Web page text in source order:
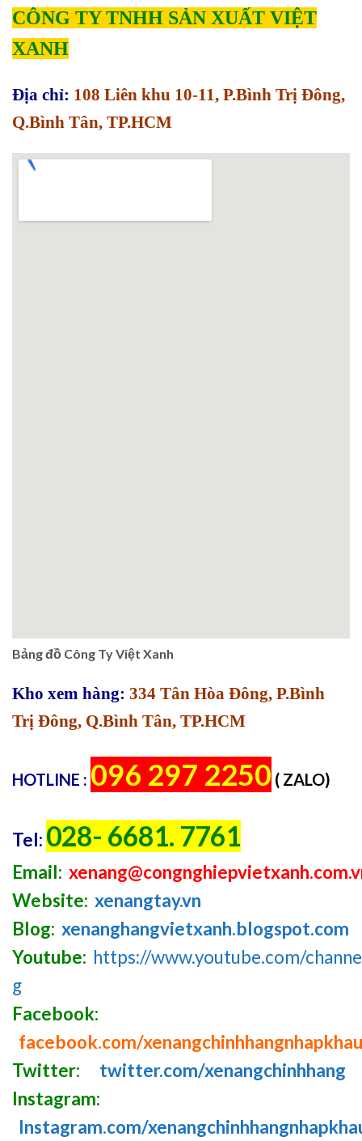
CÔNG TY TNHH SẢN XUẤT VIỆT
XANH
Địa chỉ: 108 Liên khu 10-11, P.Bình Trị Đông,
Q.Bình Tân, TP.HCM
Bảng đồ Công Ty Việt Xanh
Kho xem hàng: 334 Tân Hòa Đông, P.Bình
Trị Đông, Q.Bình Tân, TP.HCM
HOTLINE : 096 297 2250 ( ZALO)
Tel: 028- 6681. 7761
Email:
Website: xenangtay.vn
Blog: xenanghangvietxanh.blogspot.com
Youtube: https://www.youtube.com/
g
Facebook:
facebook.com/xenangchinhhangnhapkhau
Twitter:
twitter.com/xenangchinhhang
Instagram:
Instagram.com/